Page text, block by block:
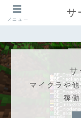
サ
マイクラや
稼
メニュー
サ